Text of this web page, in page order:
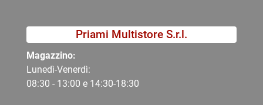
Priami Multistore S.r.l.
Magazzino:
Lunedì-Venerdì:
08:30 - 13:00 e 14:30-18:30